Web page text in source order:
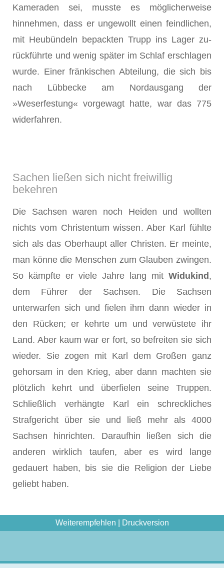
Kameraden sei, musste es möglicherweise
hinneh­men, dass er ungewollt einen feindlichen,
mit Heubündeln bepackten Trupp ins Lager zu­
rückführte und wenig später im Schlaf erschlagen
wurde. Einer fränkischen Abteilung, die sich bis
nach Lübbecke am Nordausgang der
»Weserfestung« vorgewagt hatte, war das 775
widerfahren.
Sachen ließen sich nicht freiwillig
bekehren
Die Sachsen waren noch Heiden und wollten
nichts vom Christentum wissen. Aber Karl fühl­te
sich als das Oberhaupt aller Christen. Er meinte,
man könne die Menschen zum Glauben zwingen.
So kämpfte er viele Jahre lang mit Widukind ,
dem Führer der Sachsen. Die Sachsen
unterwarfen sich und fielen ihm dann wieder in
den Rücken; er kehrte um und verwüstete ihr
Land. Aber kaum war er fort, so befreiten sie sich
wieder. Sie zogen mit Karl dem Großen ganz
gehorsam in den Krieg, aber dann machten sie
plötzlich kehrt und überfielen seine Truppen.
Schließlich verhängte Karl ein schreckliches
Strafgericht über sie und ließ mehr als 4000
Sachsen hinrichten. Daraufhin ließen sich die
anderen wirklich taufen, aber es wird lange
gedauert haben, bis sie die Religion der Liebe
geliebt haben.
Weiterempfehlen Druckversion